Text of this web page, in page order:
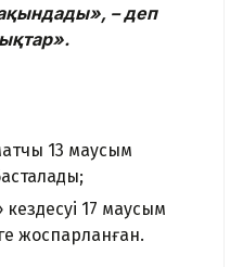
– деп
13 маусым
17 маусым
жоспарланған.